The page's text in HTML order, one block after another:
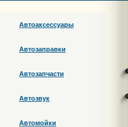
Автоаксессуары
Автозаправки
Автозапчасти
Автозвук
Автомойки